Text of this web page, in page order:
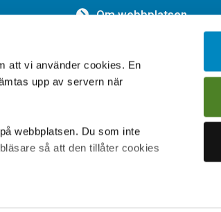
att vi använder cookies. En
upp av servern när
webbplatsen. Du som inte
så att den tillåter cookies
Om webbplatsen
Behandling av